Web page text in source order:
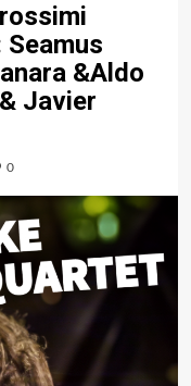
&Aldo
Javier
0